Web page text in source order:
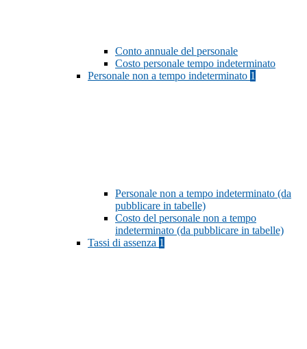
Conto annuale del personale
Costo personale tempo indeterminato
Personale non a tempo indeterminato 1
Personale non a tempo indeterminato (da
pubblicare in tabelle)
Costo del personale non a tempo
indeterminato (da pubblicare in tabelle)
Tassi di assenza 1